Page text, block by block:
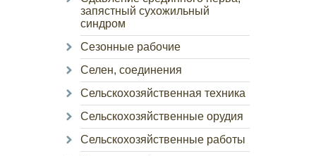
запястный сухожильный
синдром
Сезонные рабочие
Селен, соединения
Сельскохозяйственная техника
Сельскохозяйственные орудия
Сельскохозяйственные работы